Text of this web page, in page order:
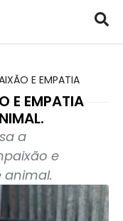
E EMPATIA
E EMPATIA
a
e